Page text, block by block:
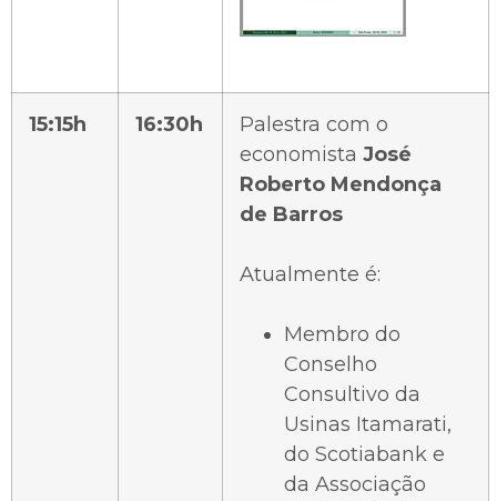
15:15h 16:30h
Palestra com o
economista José
Roberto Mendonça
de Barros
Atualmente é:
Membro do
Conselho
Consultivo da
Usinas Itamarati,
do Scotiabank e
da Associação